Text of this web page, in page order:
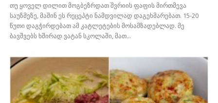
თუ ყოველ დილით მოგბეზრდათ შვრიის ფაფის მირთმევა
საუზმეზე, მაშინ ეს რეცეპტი ნამდვილად დაგეხმარებათ. 15-20
წუთი დაგჭირდებათ ამ კატლეტების მოსამზადებლად. მე
ბავშვებს ხშირად ვატან სკოლაში, მათ...